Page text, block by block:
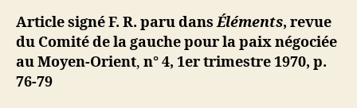
ji
débat
public
israélo-
arabe
Article signé F. R. paru dans Éléments, revue
du Comité de la gauche pour la paix négociée
au Moyen-Orient, n° 4, 1er trimestre 1970, p.
76-79